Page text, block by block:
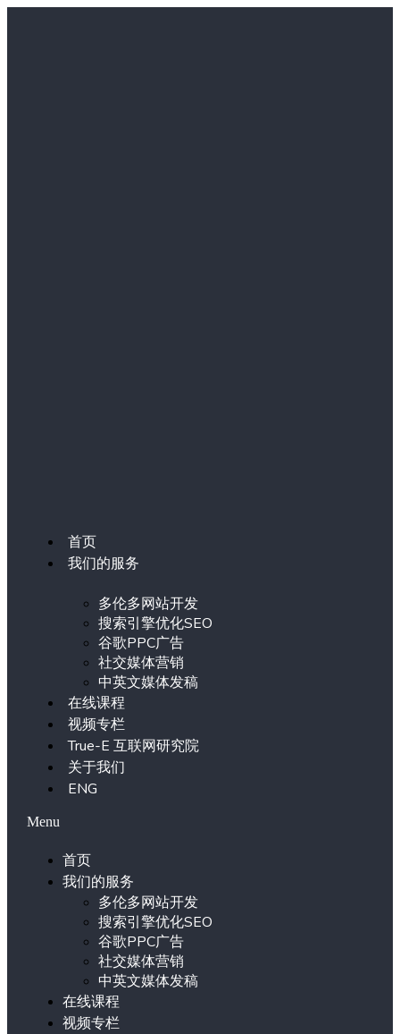
首页
我们的服务
多伦多网站开发
搜索引擎优化SEO
谷歌PPC广告
社交媒体营销
中英文媒体发稿
在线课程
视频专栏
True-E 互联网研究院
关于我们
ENG
Menu
首页
我们的服务
多伦多网站开发
搜索引擎优化SEO
谷歌PPC广告
社交媒体营销
中英文媒体发稿
在线课程
视频专栏